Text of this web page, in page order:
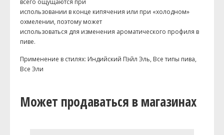
использовании в конце кипячения или при «холодном»
охмелении, поэтому может
использоваться для изменения ароматического профиля в
пиве.
Применение в стилях: Индийский Пэйл Эль, Все типы пива,
Все Эли
Может продаваться в магазинах